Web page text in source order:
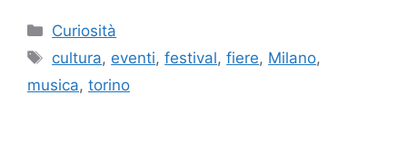
Categorie
Curiosità
Tag
cultura, eventi,festival,fiere, Milano,
musica, torino